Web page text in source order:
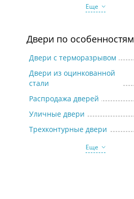
Еще
Двери по особенностям
Двери с терморазрывом
Двери из оцинкованной
стали
Распродажа дверей
Уличные двери
Трехконтурные двери
Еще